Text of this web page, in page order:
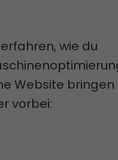
wie du
Website bringen
vorbei: